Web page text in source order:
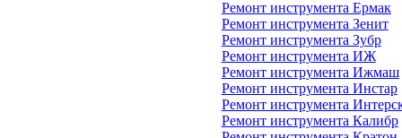
Ремонт инструмента Ермак
Ремонт инструмента Зенит
Ремонт инструмента Зубр
Ремонт инструмента ИЖ
Ремонт инструмента Ижмаш
Ремонт инструмента Инстар
Ремонт инструмента
Ремонт инструмента Калибр